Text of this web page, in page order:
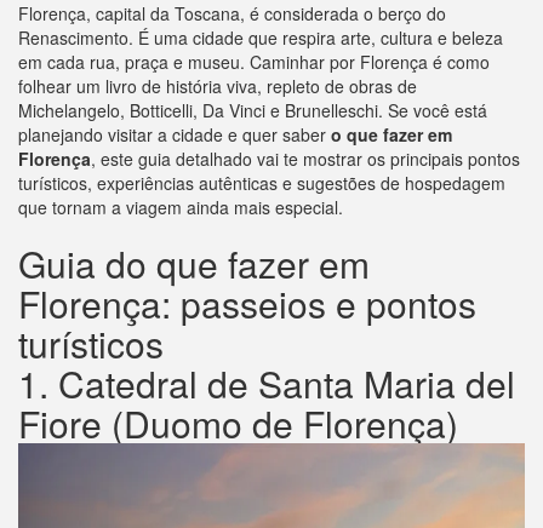
Florença, capital da Toscana, é considerada o berço do
Renascimento. É uma cidade que respira arte, cultura e beleza
em cada rua, praça e museu. Caminhar por Florença é como
folhear um livro de história viva, repleto de obras de
Michelangelo, Botticelli, Da Vinci e Brunelleschi. Se você está
planejando visitar a cidade e quer saber o que fazer em
Florença, este guia detalhado vai te mostrar os principais pontos
turísticos, experiências autênticas e sugestões de hospedagem
que tornam a viagem ainda mais especial.
Guia do que fazer em
Florença: passeios e pontos
turísticos
1. Catedral de Santa Maria del
Fiore (Duomo de Florença)